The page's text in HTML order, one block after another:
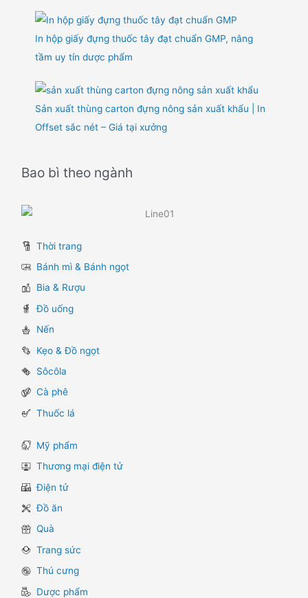
In hộp giấy đựng thuốc tây đạt chuẩn GMP, nâng
tầm uy tín dược phẩm
Sản xuất thùng carton đựng nông sản xuất khẩu | In
Offset sắc nét – Giá tại xưởng
Bao bì theo ngành
Thời trang
Bánh mì & Bánh ngọt
Bia & Rượu
Đồ uống
Nến
Kẹo & Đồ ngọt
Sôcôla
Cà phê
Thuốc lá
Mỹ phẩm
Thương mại điện tử
Điện tử
Đồ ăn
Quà
Trang sức
Thú cưng
Dược phẩm